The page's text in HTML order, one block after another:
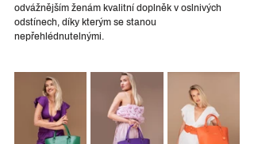
odvážnějším ženám kvalitní doplněk v oslnivých
odstínech, díky kterým se stanou
nepřehlédnutelnými.